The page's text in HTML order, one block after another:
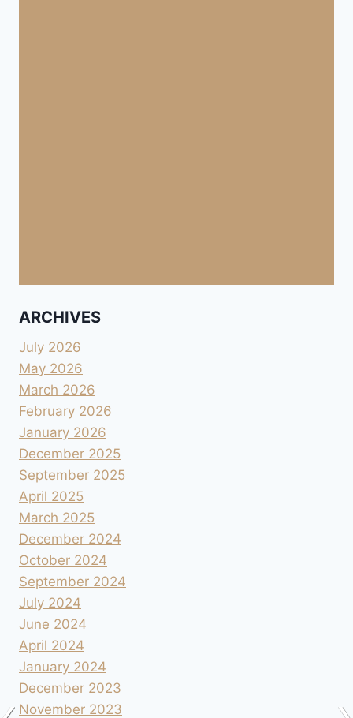
ARCHIVES
July 2026
May 2026
March 2026
February 2026
January 2026
December 2025
September 2025
April 2025
March 2025
December 2024
October 2024
September 2024
July 2024
June 2024
April 2024
January 2024
December 2023
November 2023